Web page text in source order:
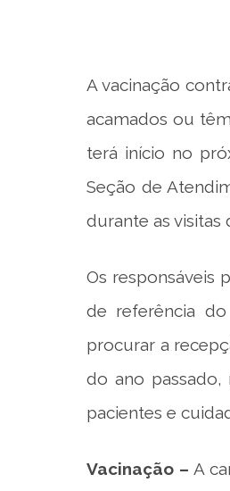
A vacinação
acamados ou
terá início no
Seção de
durante as
Os responsáveis
de referência
procurar a
do ano passado,
pacientes e
Vacinação – A